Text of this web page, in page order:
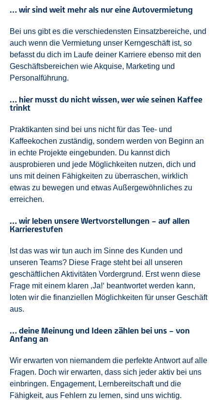
… wir sind weit mehr als nur eine Autovermietung
Bei uns gibt es die verschiedensten Einsatzbereiche, und
auch wenn die Vermietung unser Kerngeschäft ist, so
befasst du dich im Laufe deiner Karriere ebenso mit den
Geschäftsbereichen wie Akquise, Marketing und
Personalführung.
… hier musst du nicht wissen, wer wie seinen Kaffee
trinkt
Praktikanten sind bei uns nicht für das Tee- und
Kaffeekochen zuständig, sondern werden von Beginn an
in echte Projekte eingebunden. Du kannst dich
ausprobieren und jede Möglichkeiten nutzen, dich und
uns mit deinen Fähigkeiten zu überraschen, wirklich
etwas zu bewegen und etwas Außergewöhnliches zu
erreichen.
… wir leben unsere Wertvorstellungen – auf allen
Karrierestufen
Ist das was wir tun auch im Sinne des Kunden und
unseren Teams? Diese Frage steht bei all unseren
geschäftlichen Aktivitäten Vordergrund. Erst wenn diese
Frage mit einem klaren ‚Ja!‘ beantwortet werden kann,
loten wir die finanziellen Möglichkeiten für unser Geschäft
aus.
… deine Meinung und Ideen zählen bei uns – von
Anfang an
Wir erwarten von niemandem die perfekte Antwort auf alle
Fragen. Doch wir erwarten, dass sich jeder aktiv bei uns
einbringen. Engagement, Lernbereitschaft und die
Fähigkeit, aus Fehlern zu lernen, sind uns wichtig.